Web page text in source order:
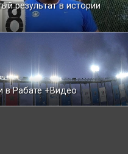
результат в истории
в Рабате +Видео